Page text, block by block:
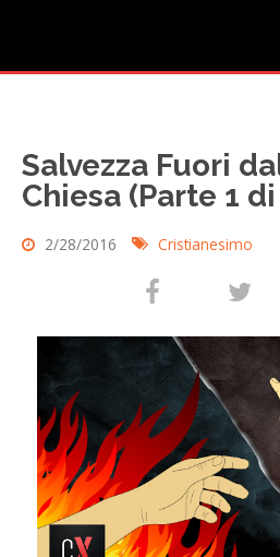
Salvezza Fuori
Chiesa (Parte 1 di
2/28/2016 Cristianesimo